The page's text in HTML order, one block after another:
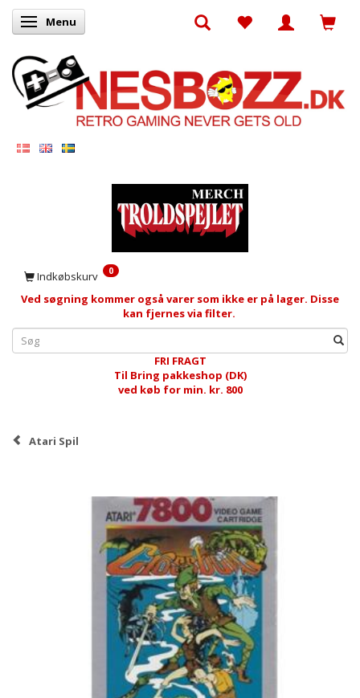
Skifte navigation
Menu
Indkøbskurv 0
Ved søgning kommer også varer som ikke er på lager. Disse
kan fjernes via filter.
FRI FRAGT
Til Bring pakkeshop (DK)
ved køb for min. kr. 800
Atari Spil